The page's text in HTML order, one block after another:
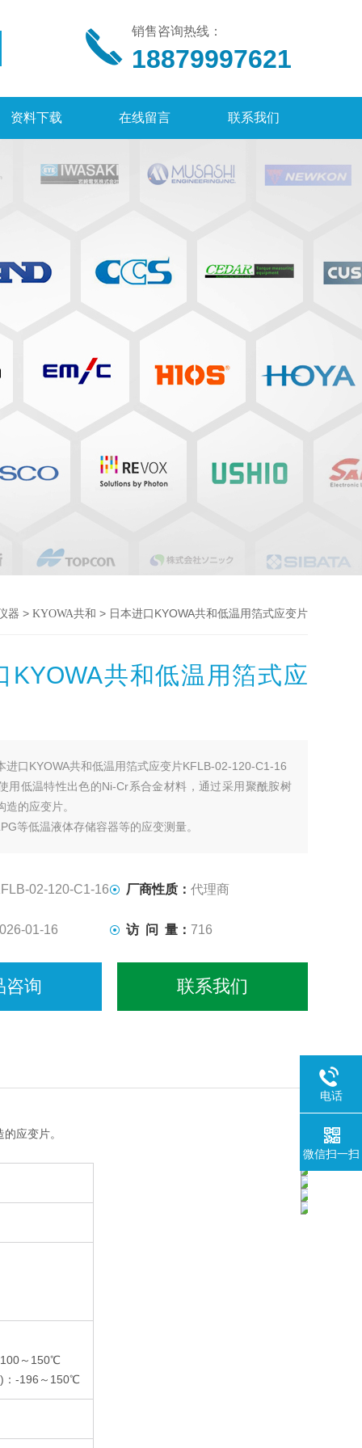
销售咨询热线：
18879997621
资料下载 在线留言 联系我们
器 > KYOWA共和 > 日本进口KYOWA共和低温用箔式应变片
KYOWA共和低温用箔式应
进口KYOWA共和低温用箔式应变片KFLB-02-120-C1-16
用低温特性出色的Ni-Cr系合金材料，通过采用聚酰胺树
的应变片。
等低温液体存储容器等的应变测量。
02-120-C1-16 厂商性质： 代理商
01-16 访 问 量： 716
咨询 联系我们
应变片。
～150℃
：-196～150℃
电话
微信扫一扫